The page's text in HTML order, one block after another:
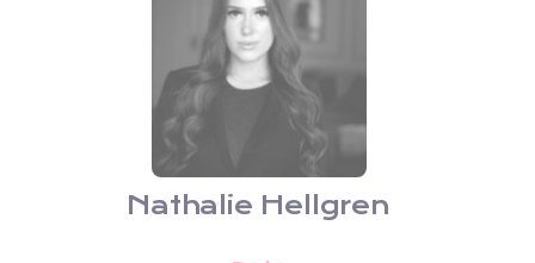
Nathalie Hellgren